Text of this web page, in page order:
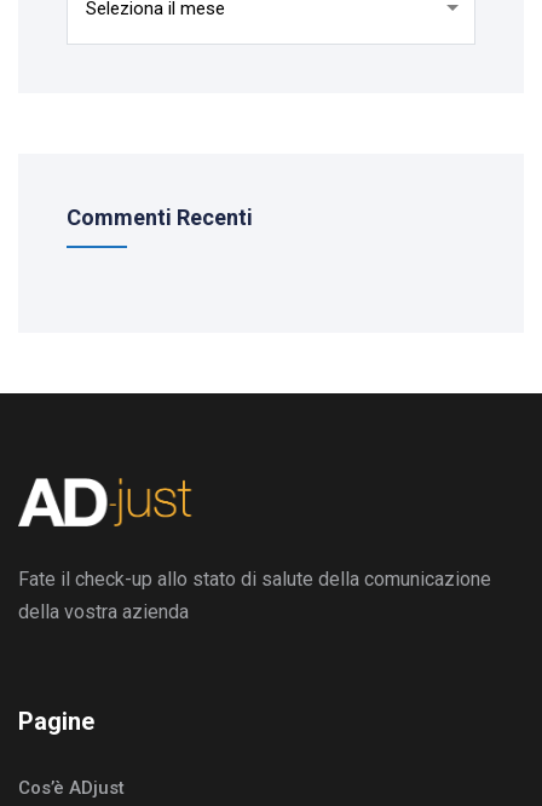
Commenti Recenti
Fate il check-up allo stato di salute della comunicazione
della vostra azienda
Pagine
Cos’è ADjust